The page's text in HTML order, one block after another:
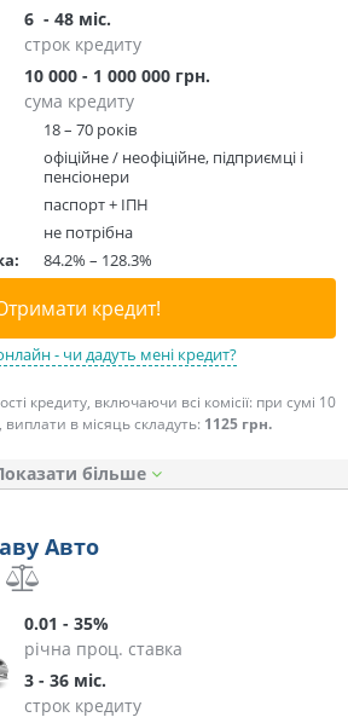
6 - 48 міс.
строк кредиту
10 000 - 1 000 000 грн.
сума кредиту
18 – 70 років
офіційне / неофіційне, підприємці і
пенсіонери
паспорт + ІПН
не потрібна
84.2% – 128.3%
кредит!
- чи дадуть мені кредит?
кредиту, включаючи всі комісії: при сумі 10
в місяць складуть: 1125 грн.
Авто
0.01 - 35%
річна проц. ставка
3 - 36 міс.
строк кредиту